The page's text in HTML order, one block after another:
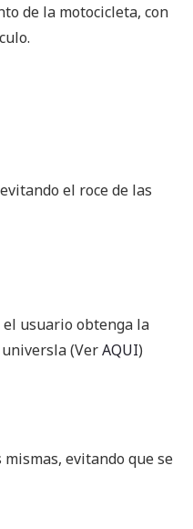
de la motocicleta, con
el roce de las
el usuario obtenga la
(VerAQUI)
evitando que se